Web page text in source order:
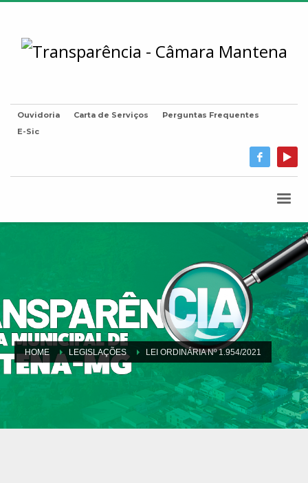
Ouvidoria Carta de Serviços
Perguntas Frequentes
E-Sic
HOME LEGISLAÇÕES LEI ORDINÁRIA Nº 1.954/2021